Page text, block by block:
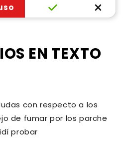
EN TEXTO
con respecto a los
de fumar por los parche
probar